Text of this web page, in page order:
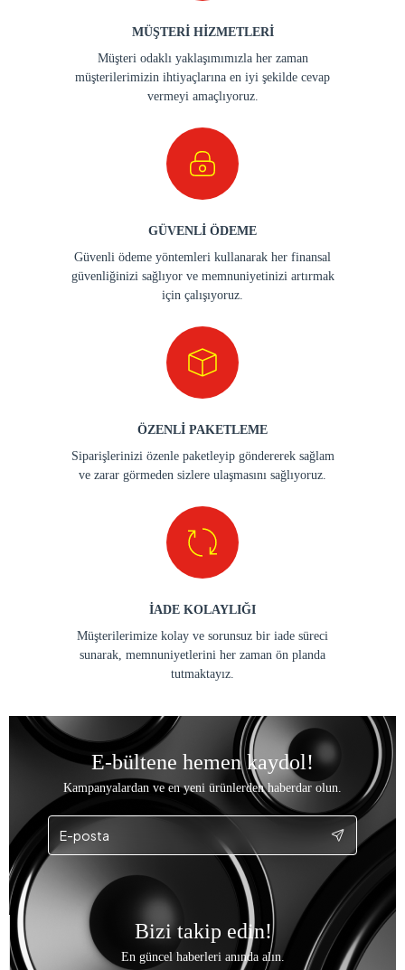
MÜŞTERİ HİZMETLERİ
Müşteri odaklı yaklaşımımızla her zaman
müşterilerimizin ihtiyaçlarına en iyi şekilde cevap
vermeyi amaçlıyoruz.
GÜVENLİ ÖDEME
Güvenli ödeme yöntemleri kullanarak her finansal
güvenliğinizi sağlıyor ve memnuniyetinizi artırmak
için çalışıyoruz.
ÖZENLİ PAKETLEME
Siparişlerinizi özenle paketleyip göndererek sağlam
ve zarar görmeden sizlere ulaşmasını sağlıyoruz.
İADE KOLAYLIĞI
Müşterilerimize kolay ve sorunsuz bir iade süreci
sunarak, memnuniyetlerini her zaman ön planda
tutmaktayız.
E-bültene hemen kaydol!
Kampanyalardan ve en yeni ürünlerden haberdar olun.
Bizi takip edin!
En güncel haberleri anında alın.